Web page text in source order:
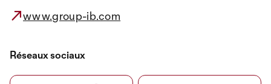
www.group-ib.com
Réseaux sociaux